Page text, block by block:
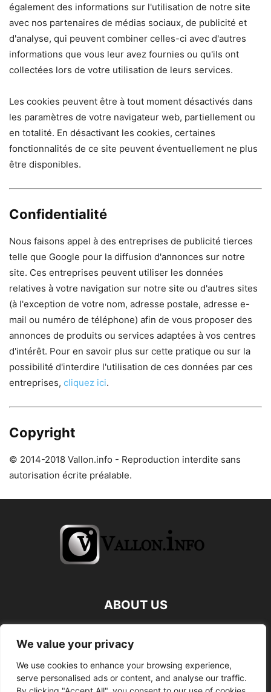
We value your privacy
We use cookies to enhance your browsing experience,
serve personalised ads or content, and analyse our traffic.
également des informations sur l'utilisation de notre site
avec nos partenaires de médias sociaux, de publicité et
d'analyse, qui peuvent combiner celles-ci avec d'autres
informations que vous leur avez fournies ou qu'ils ont
collectées lors de votre utilisation de leurs services.
Les cookies peuvent être à tout moment désactivés dans
les paramètres de votre navigateur web, partiellement ou
en totalité. En désactivant les cookies, certaines
fonctionnalités de ce site peuvent éventuellement ne plus
être disponibles.
Confidentialité
Nous faisons appel à des entreprises de publicité tierces
telle que Google pour la diffusion d'annonces sur notre
site. Ces entreprises peuvent utiliser les données
relatives à votre navigation sur notre site ou d'autres sites
(à l'exception de votre nom, adresse postale, adresse e-
mail ou numéro de téléphone) afin de vous proposer des
annonces de produits ou services adaptées à vos centres
d'intérêt. Pour en savoir plus sur cette pratique ou sur la
possibilité d'interdire l'utilisation de ces données par ces
entreprises, cliquez ici.
Copyright
© 2014-2018 Vallon.info - Reproduction interdite sans
autorisation écrite préalable.
ABOUT US
FOLLOW US